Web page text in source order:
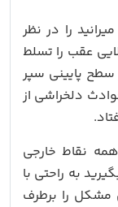
را در نظر
عقب را تسلط
سطح پایینی سپر
دلخراشی از
نقاط خارجی
به راحتی با
مشکل را برطرف